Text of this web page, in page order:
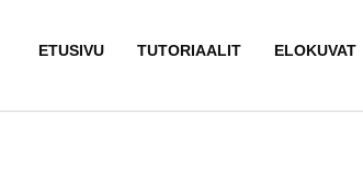
ETUSIVU TUTORIAALIT ELOKUVAT